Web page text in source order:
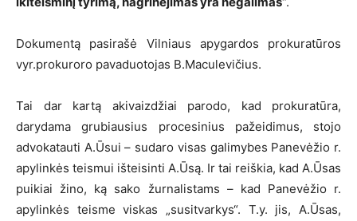
Dokumentą pasirašė Vilniaus apygardos prokuratūros
vyr.prokuroro pavaduotojas B.Maculevičius.
Tai dar kartą akivaizdžiai parodo, kad prokuratūra,
darydama grubiausius procesinius pažeidimus, stojo
advokatauti A.Ūsui – sudaro visas galimybes Panevėžio r.
apylinkės teismui išteisinti A.Ūsą. Ir tai reiškia, kad A.Ūsas
puikiai žino, ką sako žurnalistams – kad Panevėžio r.
apylinkės teisme viskas „susitvarkys“. T.y. jis, A.Ūsas,